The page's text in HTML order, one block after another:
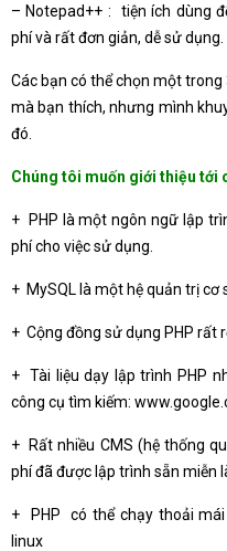
– Notepad++ : tiện ích dùng
phí và rất đơn giản, dễ sử dụng.
Các bạn có thể chọn một
mà bạn thích, nhưng mình
đó.
Chúng tôi muốn giới thiệu tới
+ PHP là một ngôn ngữ lập
phí cho việc sử dụng.
+ MySQL là một hệ quản trị cơ
+ Cộng đồng sử dụng PHP rất
+ Tài liệu dạy lập trình PHP
công cụ tìm kiếm:
+ Rất nhiều CMS (hệ thống
phí đã được lập trình sẵn miễn
+ PHP có thể chạy thoải
linux